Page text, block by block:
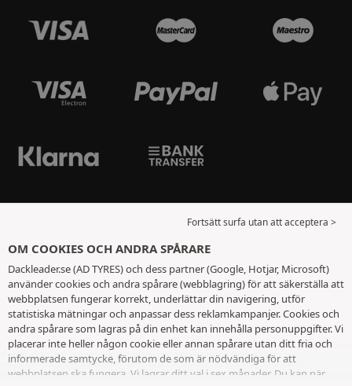
Fortsätt surfa utan att acceptera >
OM COOKIES OCH ANDRA SPÅRARE
Dackleader.se (AD TYRES) och dess partner (Google, Hotjar, Microsoft)
använder cookies och andra spårare (webblagring) för att säkerställa att
webbplatsen fungerar korrekt, underlättar din navigering, utför
statistiska mätningar och anpassar dess reklamkampanjer. Cookies och
andra spårare som lagras på din enhet kan innehålla personuppgifter. Vi
placerar inte heller någon cookie eller annan spårare utan ditt fria och
informerade samtycke, förutom de som är nödvändiga för att
webbplatsen ska fungera. Vi lagrar ditt val i sex månader. Du kan när